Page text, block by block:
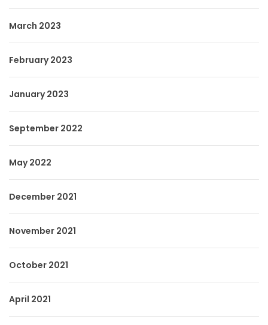
March 2023
February 2023
January 2023
September 2022
May 2022
December 2021
November 2021
October 2021
April 2021